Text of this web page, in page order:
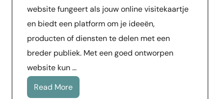
website fungeert als jouw online visitekaartje
en biedt een platform om je ideeën,
producten of diensten te delen met een
breder publiek. Met een goed ontworpen
website kun …
Read More